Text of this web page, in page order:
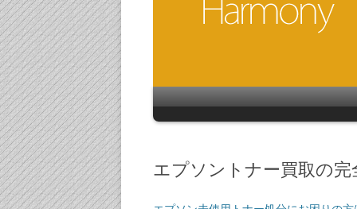
エプソントナー買取の完